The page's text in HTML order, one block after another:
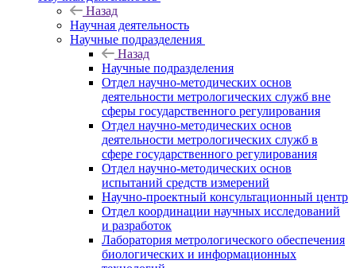
Назад
Научная деятельность
Научные подразделения
Назад
Научные подразделения
Отдел научно-методических основ
деятельности метрологических служб вне
сферы государственного регулирования
Отдел научно-методических основ
деятельности метрологических служб в
сфере государственного регулирования
Отдел научно-методических основ
испытаний средств измерений
Научно-проектный консультационный центр
Отдел координации научных исследований
и разработок
Лаборатория метрологического обеспечения
биологических и информационных